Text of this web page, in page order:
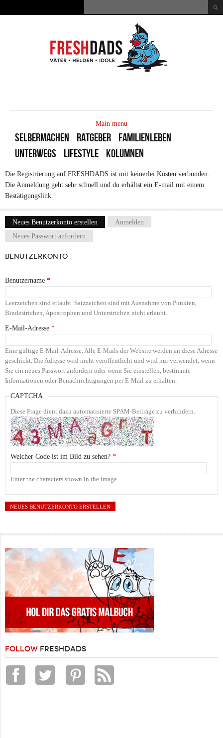
Suchformular
Main menu
SELBERMACHEN RATGEBER
FAMILIENLEBEN
UNTERWEGS
LIFESTYLE KOLUMNEN
Die Registrierung auf FRESHDADS ist mit keinerlei Kosten verbunden.
Die Anmeldung geht sehr schnell und du erhältst ein E-mail mit einem
Bestätigungslink.
Haupt-Reiter
Neues Benutzerkonto erstellen (aktiver Reiter)
Anmelden
Neues Passwort anfordern
BENUTZERKONTO
Benutzername *
Leerzeichen sind erlaubt. Satzzeichen sind mit Ausnahme von Punkten,
Bindestrichen, Apostrophen und Unterstrichen nicht erlaubt.
E-Mail-Adresse *
Eine gültige E-Mail-Adresse. Alle E-Mails der Website werden an diese Adresse
geschickt. Die Adresse wird nicht veröffentlicht und wird nur verwendet, wenn
Sie ein neues Passwort anfordern oder wenn Sie einstellen, bestimmte
Informationen oder Benachrichtigungen per E-Mail zu erhalten.
CAPTCHA
Diese Frage dient dazu automatisierte SPAM-Beiträge zu verhindern.
Welcher Code ist im Bild zu sehen? *
Enter the characters shown in the image.
FOLLOW FRESHDADS